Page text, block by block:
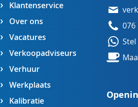
Klantenservice
Over ons
Vacatures
Verkoopadviseurs
Verhuur
Werkplaats
Kalibratie
076